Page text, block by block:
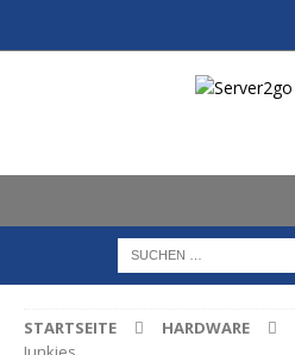
STARTSEITE HARDWARE